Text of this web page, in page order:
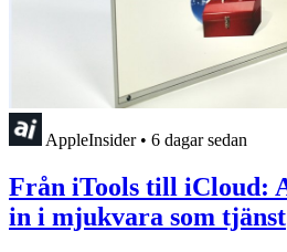
AppleInsider • 6 dagar sedan
Från iTools till iCloud:
in i mjukvara som tjänst